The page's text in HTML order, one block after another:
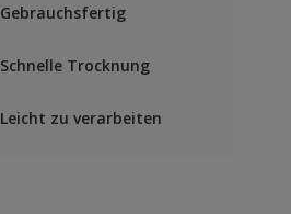
Gebrauchsfertig
Schnelle Trocknung
Leicht zu verarbeiten